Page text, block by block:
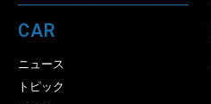
CAR
ニュース
トピック